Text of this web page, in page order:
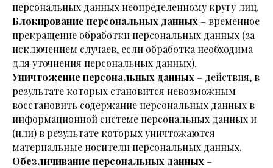
персональных данных неопределенному кругу лиц.
Блокирование персональных данных – временное
прекращение обработки персональных данных (за
исключением случаев, если обработка необходима
для уточнения персональных данных).
Уничтожение персональных данных – действия, в
результате которых становится невозможным
восстановить содержание персональных данных в
информационной системе персональных данных и
(или) в результате которых уничтожаются
материальные носители персональных данных.
Обезличивание персональных данных –